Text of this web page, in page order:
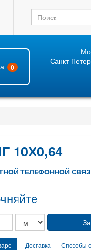
0
Санкт-
10Х0,64
ТЕЛЕФОННОЙ
Способы
Доставка